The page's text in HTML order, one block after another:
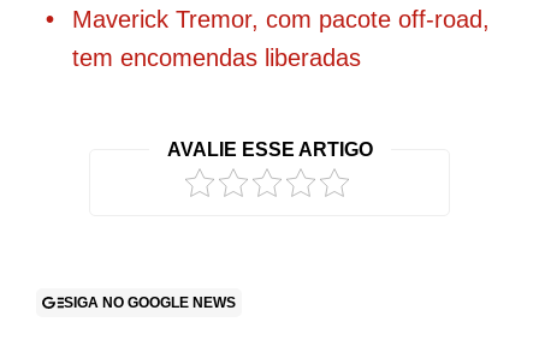
Maverick Tremor, com pacote off-road,
tem encomendas liberadas
AVALIE ESSE ARTIGO
SIGA NO GOOGLE NEWS